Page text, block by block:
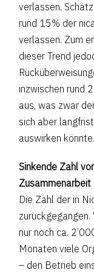
verlassen.
rund 15% der
verlassen. Zum
dieser Trend
inzwischen rund
aus, was zwar
sich aber
auswirken könnte.
Sinkende Zahl
Zusammenarbeit
Die Zahl der in
zurückgegangen.
nur noch ca.
Monaten viele
– den Betrieb